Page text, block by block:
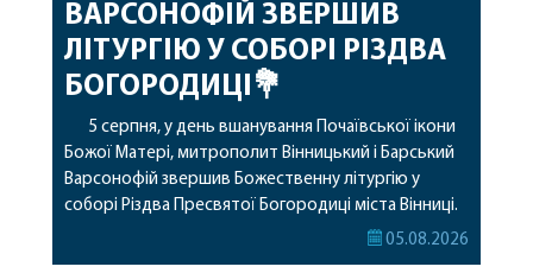
ВАРСОНОФІЙ ЗВЕРШИВ
ЛІТУРГІЮ У СОБОРІ РІЗДВА
БОГОРОДИЦІ💐
5 серпня, у день вшанування Почаївської ікони
Божої Матері, митрополит Вінницький і Барський
Варсонофій звершив Божественну літургію у
соборі Різдва Пресвятої Богородиці міста Вінниці.
Його Високопреосвященству співслужили05.08.2026